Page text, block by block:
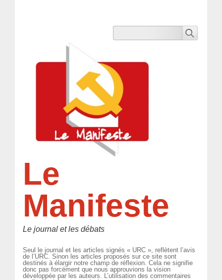
Le
Manifeste
Le journal et les débats
Seul le journal et les articles signés « URC », reflètent l’avis
de l’URC. Sinon les articles proposés sur ce site sont
destinés à élargir notre champ de réflexion. Cela ne signifie
donc pas forcément que nous approuvions la vision
développée par les auteurs. L’utilisation des commentaires